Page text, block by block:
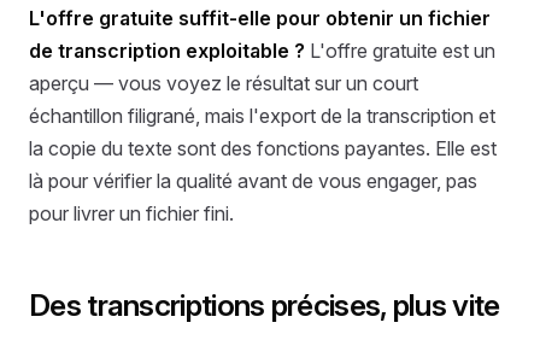
L'offre gratuite suffit-elle pour obtenir un fichier
de transcription exploitable ? L'offre gratuite est un
aperçu — vous voyez le résultat sur un court
échantillon filigrané, mais l'export de la transcription et
la copie du texte sont des fonctions payantes. Elle est
là pour vérifier la qualité avant de vous engager, pas
pour livrer un fichier fini.
Des transcriptions précises, plus vite